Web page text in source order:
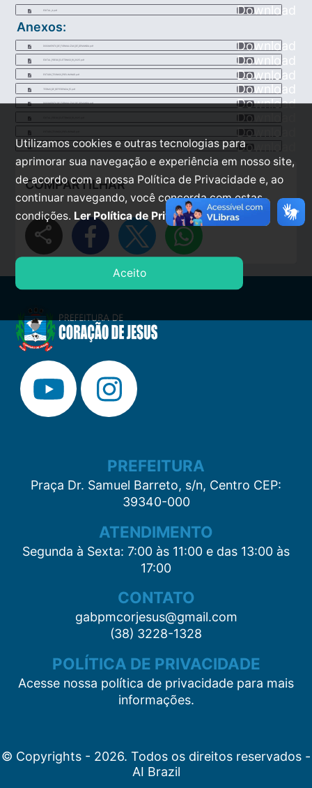
EDITAL_4.pdf
Download
Anexos:
DOCUMENTO_DE_FORMALIZAO_DE_DEMANDA.pdf Download
EDITAL_PREGO_ELETRNICO_16_2025.pdf Download
ESTUDO_TECNICO_PRELIMINAR.pdf Download
TERMO_DE_REFERENCIA_15.pdf Download
DOCUMENTO_DE_FORMALIZAO_DE_DEMANDA.pdf Download
Download
Download
TERMO_DE_REFERENCIA_15.pdf Download
COMPARTILHAR
share
PREFEITURA
Praça Dr. Samuel Barreto, s/n, Centro CEP:
39340-000
ATENDIMENTO
Segunda à Sexta: 7:00 às 11:00 e das 13:00 às
17:00
CONTATO
gabpmcorjesus@gmail.com
(38) 3228-1328
POLÍTICA DE PRIVACIDADE
Acesse nossa política de privacidade para mais
informações.
© Copyrights - 2026. Todos os direitos reservados -
AI Brazil
Utilizamos cookies e outras tecnologias para
aprimorar sua navegação e experiência em nosso site,
de acordo com a nossa Política de Privacidade e, ao
continuar navegando, você concorda com estas
condições. Ler Política de Privacidade.
Aceito